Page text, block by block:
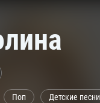
Поп Детские песни